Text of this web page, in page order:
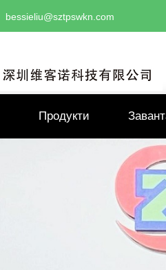
bessieliu@sztpswkn.com
Продукти